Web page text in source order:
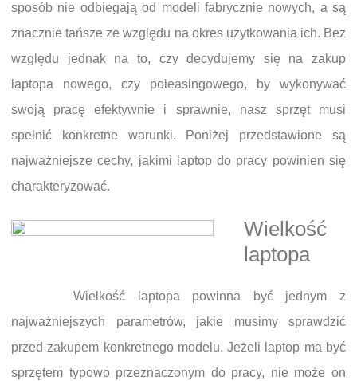
sposób nie odbiegają od modeli fabrycznie nowych, a są
znacznie tańsze ze względu na okres użytkowania ich. Bez
względu jednak na to, czy decydujemy się na zakup
laptopa nowego, czy poleasingowego, by wykonywać
swoją pracę efektywnie i sprawnie, nasz sprzęt musi
spełnić konkretne warunki. Poniżej przedstawione są
najważniejsze cechy, jakimi laptop do pracy powinien się
charakteryzować.
Wielkość
laptopa
Wielkość laptopa powinna być jednym z
najważniejszych parametrów, jakie musimy sprawdzić
przed zakupem konkretnego modelu. Jeżeli laptop ma być
sprzętem typowo przeznaczonym do pracy, nie może on